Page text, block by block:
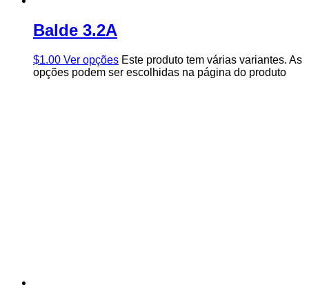
Balde 3.2A
$1.00 Ver opções Este produto tem várias variantes. As
opções podem ser escolhidas na página do produto